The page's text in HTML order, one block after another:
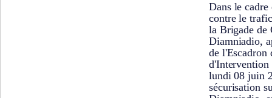
Dans le
contre le
la Brigade de
Diamniadio,
de l'Escadron
d'Intervention
lundi 08 juin
sécurisation